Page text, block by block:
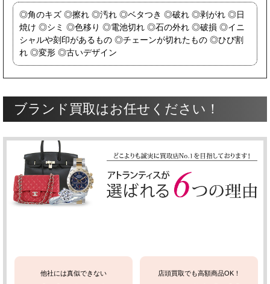
角のキズ 擦れ 汚れ ベタつき 破れ 剥がれ
日
焼け
シミ 色移り 電池切れ 石の外れ 破損
イニ
シャルや刻印があるもの
チェーンが切れたもの
ひび割
れ
変形 古いデザイン
ブランド買取はお任せください！
他社には真似できない 店頭買取でも高額商品OK！